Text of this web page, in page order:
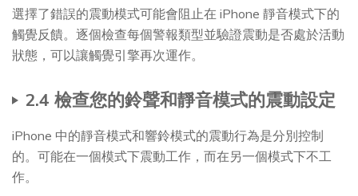
選擇了錯誤的震動模式可能會阻止在 iPhone 靜音模式下的
觸覺反饋。逐個檢查每個警報類型並驗證震動是否處於活動
狀態，可以讓觸覺引擎再次運作。
2.4 檢查您的鈴聲和靜音模式的震動設定
iPhone 中的靜音模式和響鈴模式的震動行為是分別控制
的。可能在一個模式下震動工作，而在另一個模式下不工
作。